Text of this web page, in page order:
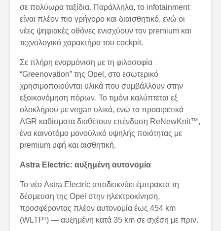
σε πολύωρα ταξίδια. Παράλληλα, το infotainment
είναι πλέον πιο γρήγορο και διαισθητικό, ενώ οι
νέες ψηφιακές οθόνες ενισχύουν τον premium και
τεχνολογικό χαρακτήρα του cockpit.
Σε πλήρη εναρμόνιση με τη φιλοσοφία
“Greenovation” της Opel, στο εσωτερικό
χρησιμοποιούνται υλικά που συμβάλλουν στην
εξοικονόμηση πόρων. Το τιμόνι καλύπτεται εξ
ολοκλήρου με vegan υλικά, ενώ τα προαιρετικά
AGR καθίσματα διαθέτουν επένδυση ReNewKnit™,
ένα καινοτόμο μονοϋλικό υψηλής ποιότητας με
premium υφή και αισθητική.
Astra Electric: αυξημένη αυτονομία
Το νέο Astra Electric αποδεικνύει έμπρακτα τη
δέσμευση της Opel στην ηλεκτροκίνηση,
προσφέροντας πλέον αυτονομία έως 454 km
(WLTP¹) — αυξημένη κατά 35 km σε σχέση με πριν.